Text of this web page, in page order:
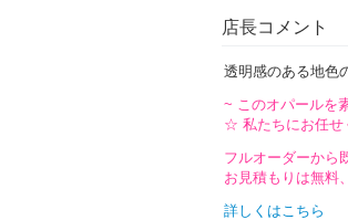
店長コメント
透明感のある地色
~ このオパールを
☆ 私たちにお任
フルオーダーから
お見積もりは無料
詳しくはこちら